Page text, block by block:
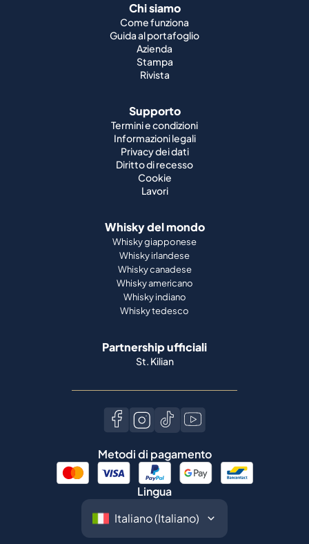
Chi siamo
Come funziona
Guida al portafoglio
Azienda
Stampa
Rivista
Supporto
Termini e condizioni
Informazioni legali
Privacy dei dati
Diritto di recesso
Cookie
Lavori
Whisky del mondo
Whisky giapponese
Whisky irlandese
Whisky canadese
Whisky americano
Whisky indiano
Whisky tedesco
Partnership ufficiali
St. Kilian
Metodi di pagamento
Lingua